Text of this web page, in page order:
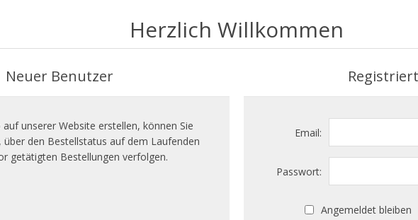
Herzlich Willkommen
Neuer Benutzer
unserer Website erstellen, können Sie
über den Bestellstatus auf dem Laufenden
getätigten Bestellungen verfolgen.
Email:
Passwort:
Angemeldet bleiben